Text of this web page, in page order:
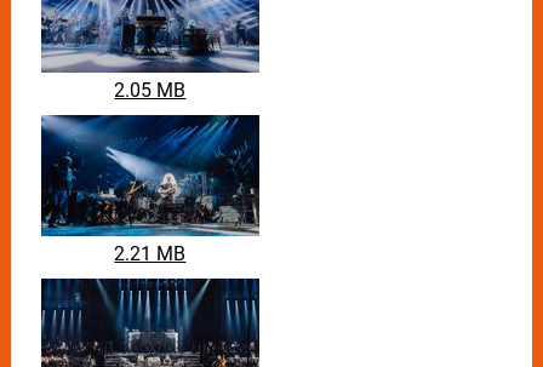
2.05 MB
2.21 MB